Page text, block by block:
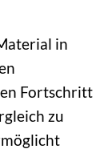
in
Fortschritt
zu